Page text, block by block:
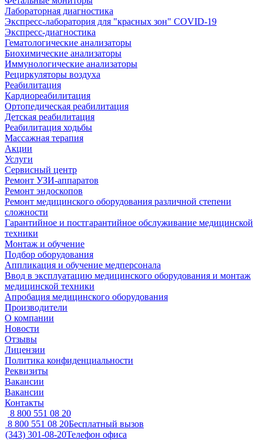
Лабораторная диагностика
Экспресс-лаборатория для "красных зон" COVID-19
Экспресс-диагностика
Гематологические анализаторы
Биохимические анализаторы
Иммунологические анализаторы
Рециркуляторы воздуха
Реабилитация
Кардиореабилитация
Ортопедическая реабилитация
Детская реабилитация
Реабилитация ходьбы
Массажная терапия
Акции
Услуги
Сервисный центр
Ремонт УЗИ-аппаратов
Ремонт эндоскопов
Ремонт медицинского оборудования различной степени
сложности
Гарантийное и постгарантийное обслуживание медицинской
техники
Монтаж и обучение
Подбор оборудования
Аппликация и обучение медперсонала
Ввод в эксплуатацию медицинского оборудования и монтаж
медицинской техники
Апробация медицинского оборудования
Производители
О компании
Новости
Отзывы
Лицензии
Политика конфиденциальности
Реквизиты
Вакансии
Вакансии
Контакты
8 800 551 08 20
8 800 551 08 20Бесплатный вызов
(343) 301-08-20Телефон офиса